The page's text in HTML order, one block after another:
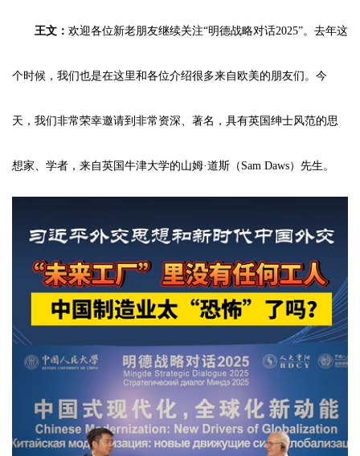
王文： 欢迎各位新老朋友继续关注“明德战略对话2025”。去年这
个时候，我们也是在这里和各位介绍很多来自欧美的朋友们。今
天，我们非常荣幸邀请到非常资深、著名，具有英国绅士风范的思
想家、学者，来自英国牛津大学的山姆·道斯（Sam Daws）先生。